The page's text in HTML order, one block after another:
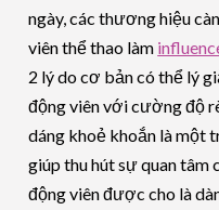
ngày, các thương hiệu
viên thể thao làm
2 lý do cơ bản có thể lý
động viên với cường độ
dáng khoẻ khoắn là một
giúp thu hút sự quan tâm
động viên được cho là